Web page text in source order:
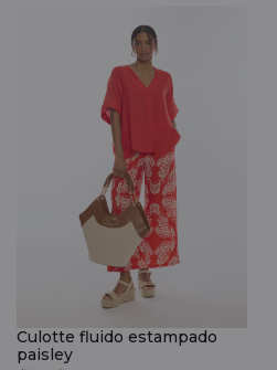
Culotte fluido estampado
paisley